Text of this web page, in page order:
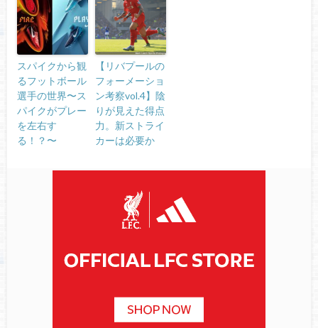
スパイクから観
るフットボール
選手の世界〜ス
パイクがプレー
を左右す
る！？〜
【リバプールの
フォーメーショ
ン考察vol.4】陰
りが見えた得点
力。新ストライ
カーは必要か